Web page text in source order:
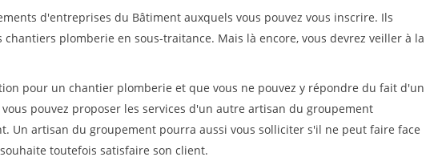
d'entreprises du Bâtiment auxquels vous pouvez vous inscrire. Ils
chantiers plomberie en sous-traitance. Mais là encore, vous devrez veiller à la
pour un chantier plomberie et que vous ne pouvez y répondre du fait d'un
pouvez proposer les services d'un autre artisan du groupement
Un artisan du groupement pourra aussi vous solliciter s'il ne peut faire face
toutefois satisfaire son client.